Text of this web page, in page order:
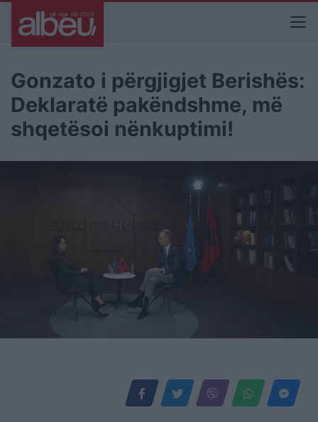
Gonzato i përgjigjet Berishës:
Deklaratë pakëndshme, më
shqetësoi nënkuptimi!